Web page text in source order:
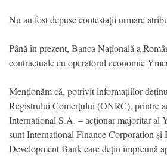
Nu au fost depuse contestații urmare
Până în prezent, Banca Națională a
contractuale cu operatorul economic
Menționăm că, potrivit informațiilor
Registrului Comerțului (ONRC), printre
International S.A. – acționar majoritar al
sunt International Finance Corporation și
Development Bank care dețin împreună